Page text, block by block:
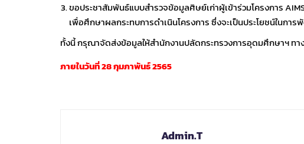
ขอประชาสัมพันธ์แบบสำรวจข้อมูลศิษย์เก่าผู้เข้าร่วมโครงการ
เพื่อศึกษาผลกระทบการดำเนินโครงการ ซึ่งจะเป็นประโยชน์ในกา
ทั้งนี้ กรุณาจัดส่งข้อมูลให้สำนักงานปลัดกระทรวงการอุดมศึกษาฯ ท
ภายในวันที่ 28 กุมภาพันธ์ 2565
Admin.T